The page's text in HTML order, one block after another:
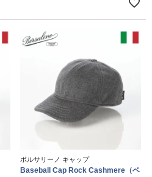
ボルサリーノ キャップ
Baseball Cap Rock Cashmere（ベ